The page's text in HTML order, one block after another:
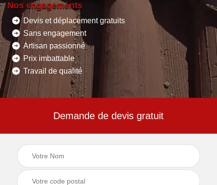
Nos engagements
Devis et déplacement gratuits
Sans engagement
Artisan passionné
Prix imbattable
Travail de qualité
Demande de devis gratuit